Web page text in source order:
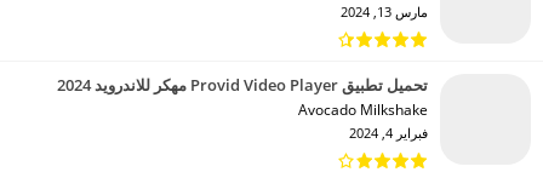
مارس 13, 2024
تحميل تطبيق Provid Video Player مهكر للاندرويد 2024
Avocado Milkshake‏
فبراير 4, 2024